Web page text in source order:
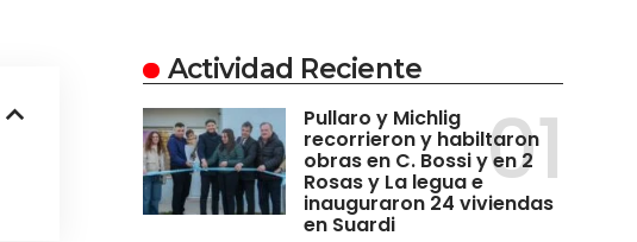
Actividad Reciente
Pullaro y Michlig
recorrieron y habiltaron
obras en C. Bossi y en 2
Rosas y La legua e
inauguraron 24 viviendas
en Suardi